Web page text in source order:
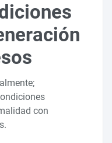
con